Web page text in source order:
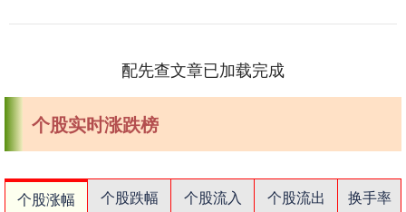
配先查文章已加载完成
个股实时涨跌榜
个股涨幅 个股跌幅 个股流入 个股流出
换手率